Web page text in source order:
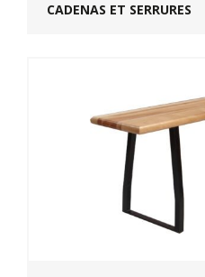
CADENAS ET SERRURES